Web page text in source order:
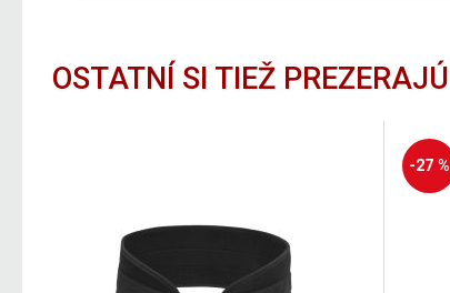
OSTATNÍ SI TIEŽ PREZERAJÚ
-27 %